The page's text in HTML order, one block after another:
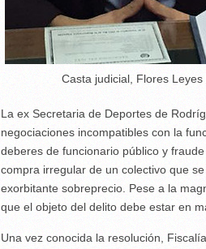
Casta judicial, Flores
La ex Secretaria de Deportes de
negociaciones incompatibles con la
deberes de funcionario público y
compra irregular de un colectivo que
exorbitante sobreprecio. Pese a la
que el objeto del delito debe estar en
Una vez conocida la resolución,